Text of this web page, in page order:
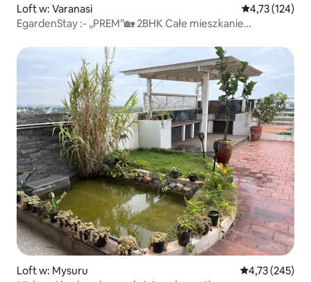
Loft w: Varanasi Średnia
4,73 (124)
EgardenStay :- „PREM”🏡 2BHK Całe mieszkanie
Loft w: Mysuru Średnia
4,73 (245)